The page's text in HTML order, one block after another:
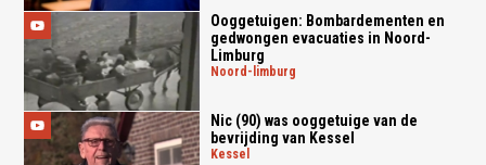
Ooggetuigen: Bombardementen en
gedwongen evacuaties in Noord-
Limburg
noord-limburg
Nic (90) was ooggetuige van de
bevrijding van Kessel
kessel